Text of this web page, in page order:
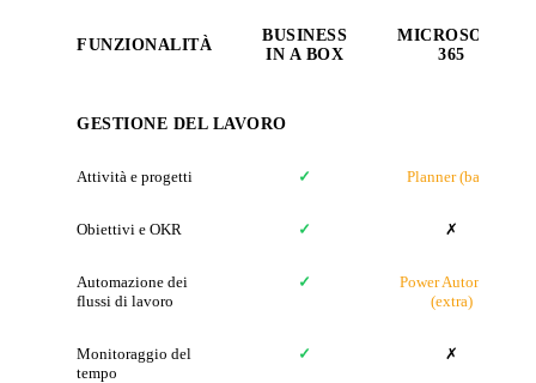
FUNZIONALITÀ
BUSINESS
IN A BOX
MICROSOFT
365
GESTIONE DEL LAVORO
Attività e progetti ✓ Planner (base)
Obiettivi e OKR ✓ ✗
Automazione dei
flussi di lavoro
✓
Power Automate
(extra)
Monitoraggio del
tempo
✓ ✗